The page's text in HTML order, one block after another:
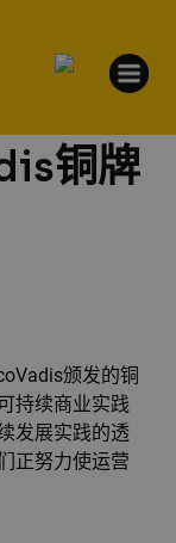
铜牌
颁发的铜
持续商业实践
发展实践的透
正努力使运营